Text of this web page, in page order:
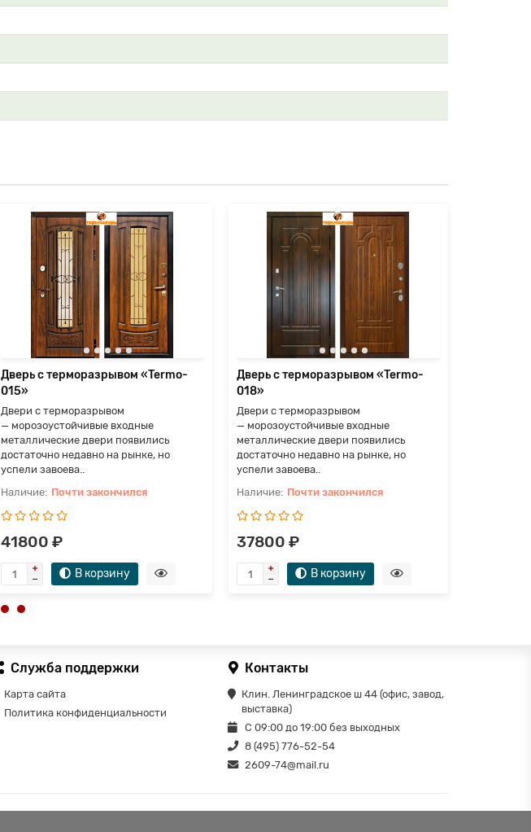
Дверь с терморазрывом «Termo-
015»
Двери с терморазрывом
— морозоустойчивые входные
металлические двери появились
достаточно недавно на рынке, но
успели завоева..
Почти закончился
41800 ₽
В корзину
Дверь с терморазрывом «Termo-
018»
Двери с терморазрывом
— морозоустойчивые входные
металлические двери появились
достаточно недавно на рынке, но
успели завоева..
Почти закончился
37800 ₽
В корзину
Служба поддержки
Карта сайта
Политика конфиденциальности
Контакты
Клин. Ленинградское ш 44 (офис, завод,
выставка)
С 09:00 до 19:00 без выходных
8 (495) 776-52-54
2609-74@mail.ru